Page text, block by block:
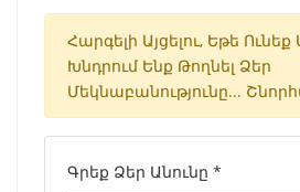
Հարգելի Այցելու, Եթե
Խնդրում Ենք Թողնել Ձեր
Մեկնաբանությունը...
Գրեք Ձեր Անունը *